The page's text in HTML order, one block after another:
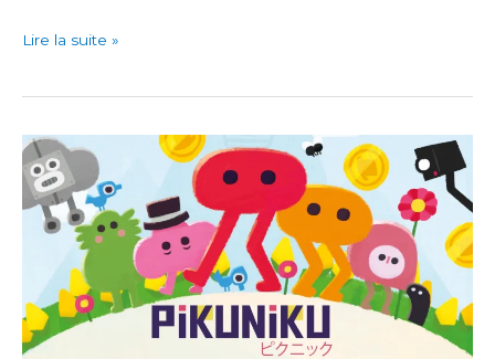
Sega
Drive
Lire la suite »